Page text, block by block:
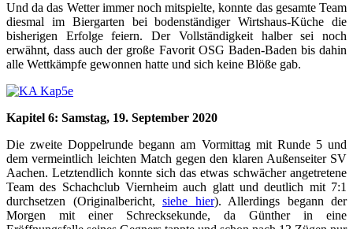
Und da das Wetter immer noch mitspielte, konnte das gesamte Team
diesmal im Biergarten bei bodenständiger Wirtshaus-Küche die
bisherigen Erfolge feiern. Der Vollständigkeit halber sei noch
erwähnt, dass auch der große Favorit OSG Baden-Baden bis dahin
alle Wettkämpfe gewonnen hatte und sich keine Blöße gab.
Kapitel 6: Samstag, 19. September 2020
Die zweite Doppelrunde begann am Vormittag mit Runde 5 und
dem vermeintlich leichten Match gegen den klaren Außenseiter SV
Aachen. Letztendlich konnte sich das etwas schwächer angetretene
Team des Schachclub Viernheim auch glatt und deutlich mit 7:1
durchsetzen (Originalbericht, siehe hier). Allerdings begann der
Morgen mit einer Schrecksekunde, da Günther in eine